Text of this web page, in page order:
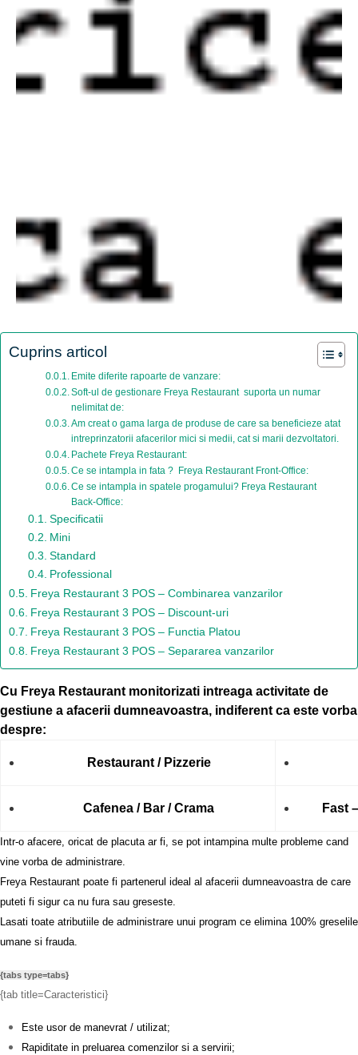
Cuprins articol
Emite diferite rapoarte de vanzare:
Soft-ul de gestionare Freya Restaurant suporta un numar
nelimitat de:
Am creat o gama larga de produse de care sa beneficieze atat
intreprinzatorii afacerilor mici si medii, cat si marii dezvoltatori.
Pachete Freya Restaurant:
Ce se intampla in fata ? Freya Restaurant Front-Office:
Ce se intampla in spatele progamului? Freya Restaurant
Back-Office:
Specificatii
Mini
Standard
Professional
Freya Restaurant 3 POS – Combinarea vanzarilor
Freya Restaurant 3 POS – Discount-uri
Freya Restaurant 3 POS – Functia Platou
Freya Restaurant 3 POS – Separarea vanzarilor
Cu Freya Restaurant monitorizati intreaga activitate de
gestiune a afacerii dumneavoastra, indiferent ca este vorba
despre:
Restaurant / Pizzerie
Cafenea / Bar /Crama Fast
Intr-o afacere, oricat de placuta ar fi, se pot intampina multe probleme cand
vine vorba de administrare.
Freya Restaurant poate fi partenerul ideal al afacerii dumneavoastra de care
puteti fi sigur ca nu fura sau greseste.
Lasati toate atributiile de administrare unui program ce elimina 100% greselile
umane si frauda.
{tabs type=tabs}
{tab title=Caracteristici}
Este usor de manevrat / utilizat;
Rapiditate in preluarea comenzilor si a servirii;